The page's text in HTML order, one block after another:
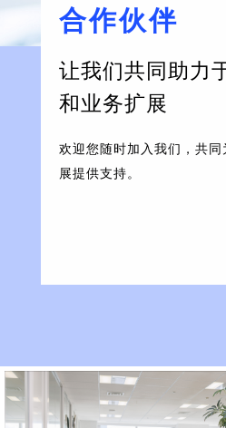
合作伙伴
让我们共同助力
和业务扩展
欢迎您随时加入我们，共
展提供支持。